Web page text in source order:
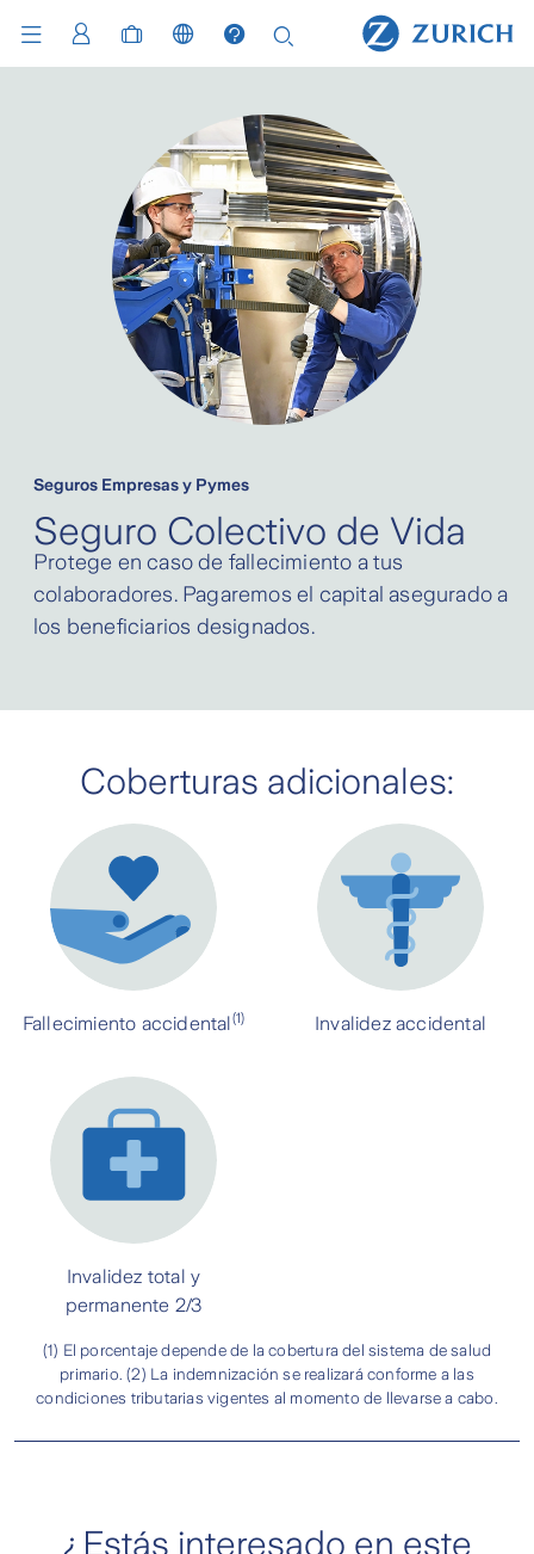
Seguros Empresas y Pymes
Seguro Colectivo de Vida
Protege en caso de fallecimiento a tus
colaboradores. Pagaremos el capital asegurado a
los beneficiarios designados.
Coberturas adicionales:
Fallecimiento accidental (1) Invalidez accidental
Invalidez total y
permanente 2/3
(1) El porcentaje depende de la cobertura del sistema de salud
primario. (2) La indemnización se realizará conforme a las
condiciones tributarias vigentes al momento de llevarse a cabo.
¿Estás interesado en este